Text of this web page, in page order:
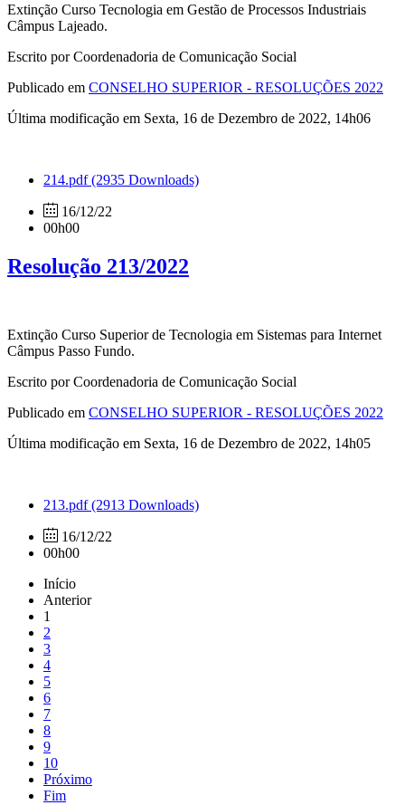
Extinção Curso Tecnologia em Gestão de Processos Industriais
Câmpus Lajeado.
Escrito por Coordenadoria de Comunicação Social
Publicado em CONSELHO SUPERIOR - RESOLUÇÕES 2022
Última modificação em Sexta, 16 de Dezembro de 2022, 14h06
214.pdf(2935 Downloads)
16/12/22
00h00
Resolução 213/2022
Extinção Curso Superior de Tecnologia em Sistemas para Internet
Câmpus Passo Fundo.
Escrito por Coordenadoria de Comunicação Social
Publicado em CONSELHO SUPERIOR - RESOLUÇÕES 2022
Última modificação em Sexta, 16 de Dezembro de 2022, 14h05
213.pdf(2913 Downloads)
16/12/22
00h00
Início
Anterior
1
2
3
4
5
6
7
8
9
10
Próximo
Fim